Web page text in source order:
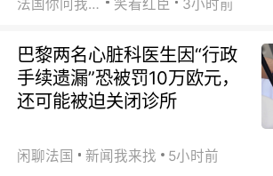
法国你问我答 笑看红臣 3小时前
巴黎两名心脏科医生因“行政
手续遗漏”恐被罚10万欧元，
还可能被迫关闭诊所
闲聊法国 新闻我来找 5小时前